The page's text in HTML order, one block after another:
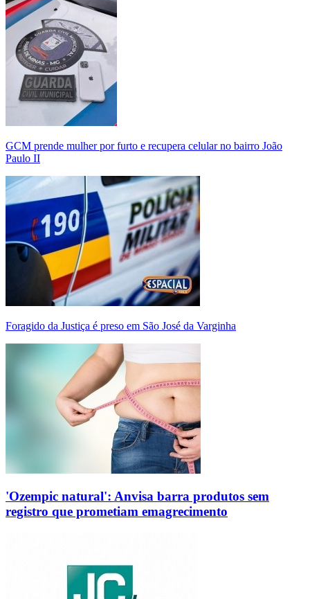
GCM prende mulher por furto e recupera celular no bairro João
Paulo II
Foragido da Justiça é preso em São José da Varginha
'Ozempic natural': Anvisa barra produtos sem
registro que prometiam emagrecimento